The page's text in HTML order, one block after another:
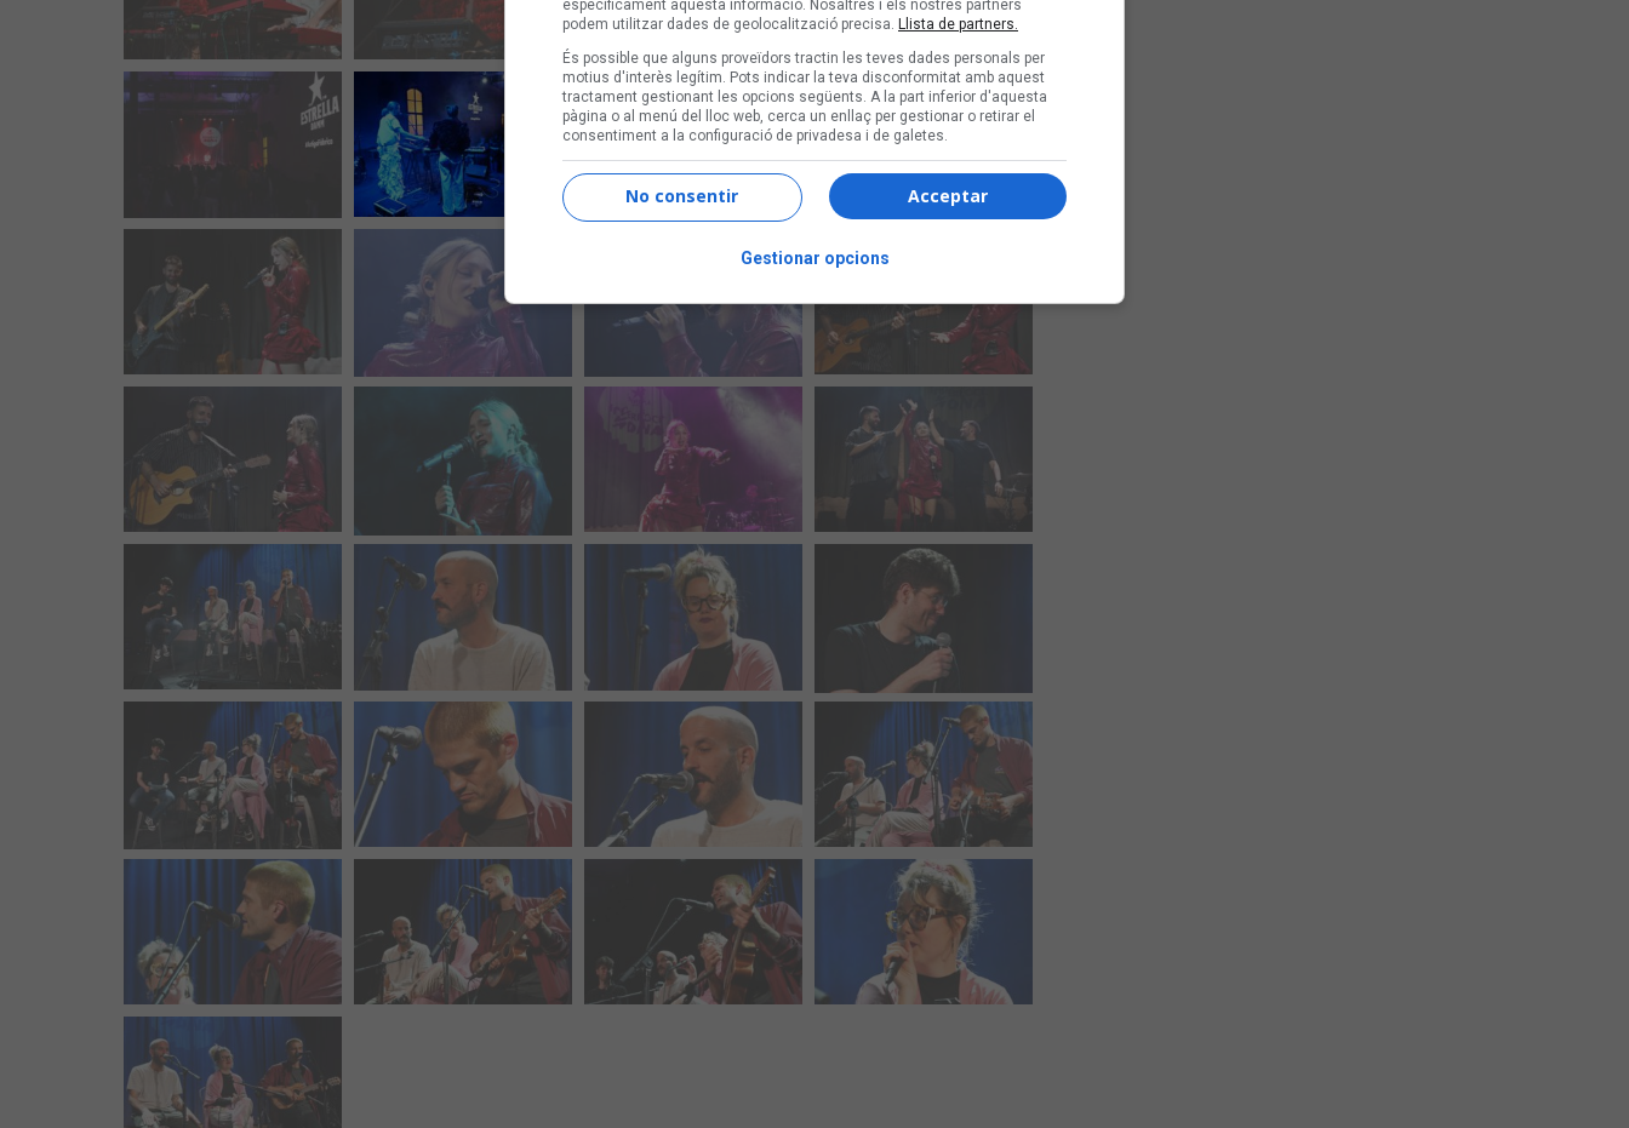
específicament aquesta informació. Nosaltres i els nostres partners
podem utilitzar dades de geolocalització precisa. Llista de partners.
És possible que alguns proveïdors tractin les teves dades personals per
motius d'interès legítim. Pots indicar la teva disconformitat amb aquest
tractament gestionant les opcions següents. A la part inferior d'aquesta
pàgina o al menú del lloc web, cerca un enllaç per gestionar o retirar el
consentiment a la configuració de privadesa i de galetes.
Acceptar
No consentir
Gestionar opcions